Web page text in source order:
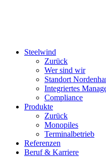
Steelwind
Zurück
Wer sind wir
Standort
Integriertes
Compliance
Produkte
Zurück
Monopiles
Terminalbetrieb
Referenzen
Beruf & Karriere